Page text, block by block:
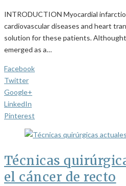
INTRODUCTION Myocardial
cardiovascular diseases and heart
solution for these patients.
emerged as a…
Facebook
Twitter
Google+
LinkedIn
Pinterest
Técnicas
el cáncer de recto